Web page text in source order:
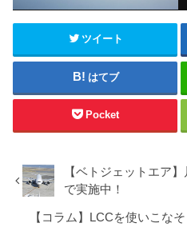
ツイート
はてブ
Pocket
【ベトジェットエア
で実施中！
【コラム】LCCを使いこな